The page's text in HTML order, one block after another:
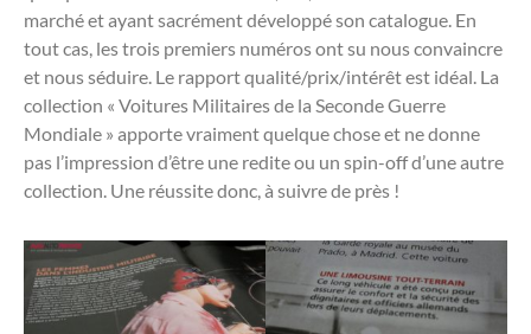
marché et ayant sacrément développé son catalogue. En
tout cas, les trois premiers numéros ont su nous convaincre
et nous séduire. Le rapport qualité/prix/intérêt est idéal. La
collection « Voitures Militaires de la Seconde Guerre
Mondiale » apporte vraiment quelque chose et ne donne
pas l’impression d’être une redite ou un spin-off d’une autre
collection. Une réussite donc, à suivre de près !